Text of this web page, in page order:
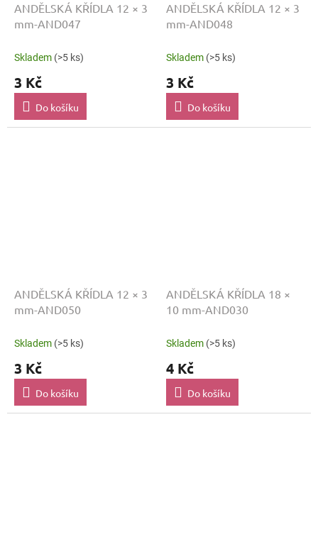
ANDĚLSKÁ KŘÍDLA 12 × 3
mm-AND047
Skladem (>5 ks)
3 Kč
Do košíku
ANDĚLSKÁ KŘÍDLA 12 × 3
mm-AND048
Skladem (>5 ks)
3 Kč
Do košíku
ANDĚLSKÁ KŘÍDLA 12 × 3
mm-AND050
Skladem (>5 ks)
3 Kč
Do košíku
ANDĚLSKÁ KŘÍDLA 18 ×
10 mm-AND030
Skladem (>5 ks)
4 Kč
Do košíku